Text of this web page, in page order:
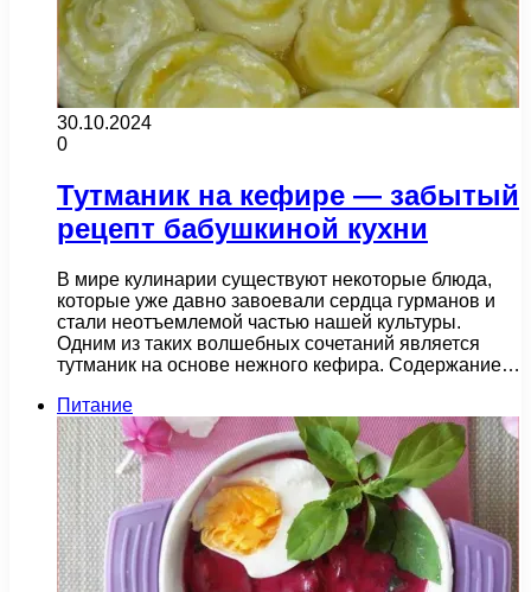
30.10.2024
0
Тутманик на кефире — забытый
рецепт бабушкиной кухни
В мире кулинарии существуют некоторые блюда,
которые уже давно завоевали сердца гурманов и
стали неотъемлемой частью нашей культуры.
Одним из таких волшебных сочетаний является
тутманик на основе нежного кефира. Содержание…
Питание